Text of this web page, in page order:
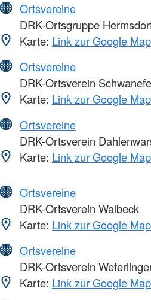
Ortsvereine
DRK-Ortsgruppe
Karte: Link zur Google
Ortsvereine
DRK-Ortsverein
Karte: Link zur Google
Ortsvereine
DRK-Ortsverein
Karte: Link zur Google
Ortsvereine
DRK-Ortsverein Walbeck
Karte: Link zur Google
Ortsvereine
DRK-Ortsverein
Karte: Link zur Google